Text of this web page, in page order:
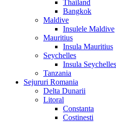
Thailand
Bangkok
Maldive
Insulele Maldive
Mauritius
Insula Mauritius
Seychelles
Insula Seychelles
Tanzania
Sejururi Romania
Delta Dunarii
Litoral
Constanta
Costinesti